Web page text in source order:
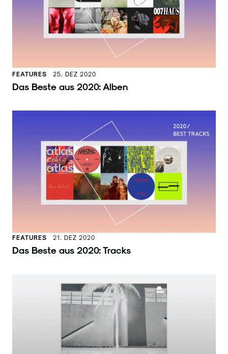
FEATURES 25. DEZ 2020
Das Beste aus 2020: Alben
FEATURES 21. DEZ 2020
Das Beste aus 2020: Tracks